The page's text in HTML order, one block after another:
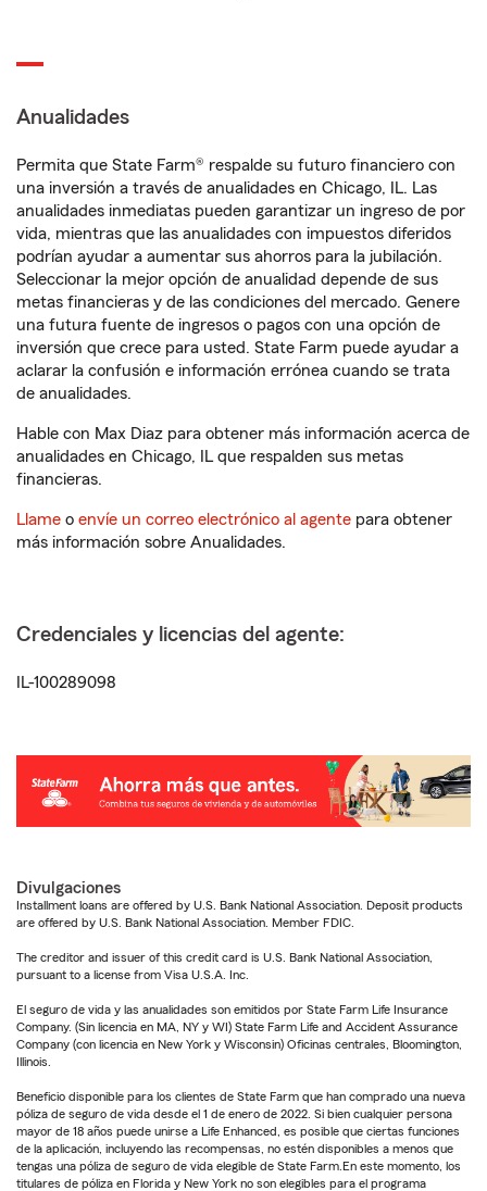
Anualidades
Permita que State Farm® respalde su futuro financiero con
una inversión a través de anualidades en Chicago, IL. Las
anualidades inmediatas pueden garantizar un ingreso de por
vida, mientras que las anualidades con impuestos diferidos
podrían ayudar a aumentar sus ahorros para la jubilación.
Seleccionar la mejor opción de anualidad depende de sus
metas financieras y de las condiciones del mercado. Genere
una futura fuente de ingresos o pagos con una opción de
inversión que crece para usted. State Farm puede ayudar a
aclarar la confusión e información errónea cuando se trata
de anualidades.
Hable con Max Diaz para obtener más información acerca de
anualidades en Chicago, IL que respalden sus metas
financieras.
Llame o envíe un correo electrónico al agente para obtener
más información sobre Anualidades.
Credenciales y licencias del agente:
IL-100289098
Divulgaciones
Installment loans are offered by U.S. Bank National Association. Deposit products
are offered by U.S. Bank National Association. Member FDIC.
The creditor and issuer of this credit card is U.S. Bank National Association,
pursuant to a license from Visa U.S.A. Inc.
El seguro de vida y las anualidades son emitidos por State Farm Life Insurance
Company. (Sin licencia en MA, NY y WI) State Farm Life and Accident Assurance
Company (con licencia en New York y Wisconsin) Oficinas centrales, Bloomington,
Illinois.
Beneficio disponible para los clientes de State Farm que han comprado una nueva
póliza de seguro de vida desde el 1 de enero de 2022. Si bien cualquier persona
mayor de 18 años puede unirse a Life Enhanced, es posible que ciertas funciones
de la aplicación, incluyendo las recompensas, no estén disponibles a menos que
tengas una póliza de seguro de vida elegible de State Farm.En este momento, los
titulares de póliza en Florida y New York no son elegibles para el programa